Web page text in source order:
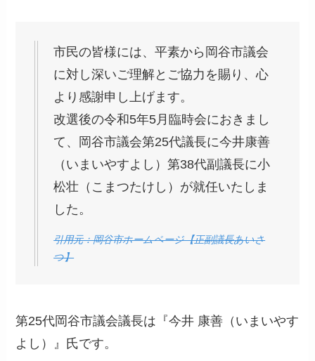
市民の皆様には、平素から岡谷市議会
に対し深いご理解とご協力を賜り、心
より感謝申し上げます。
改選後の令和5年5月臨時会におきまし
て、岡谷市議会第25代議長に今井康善
（いまいやすよし）第38代副議長に小
松壮（こまつたけし）が就任いたしま
した。
引用元：岡谷市ホームページ【正副議長あいさ
つ】
第25代岡谷市議会議長は『今井 康善（いまいやす
よし）』氏です。